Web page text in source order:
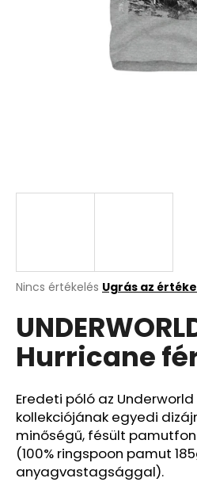
A
átlagos
értékelése
5-
ből
csillag.
Nincs értékelés Ugrás az
Hurricane
Eredeti póló az
kollekciójának egyedi
minőségű, fésült
(100% ringspoon pamut
anyagvastagsággal).